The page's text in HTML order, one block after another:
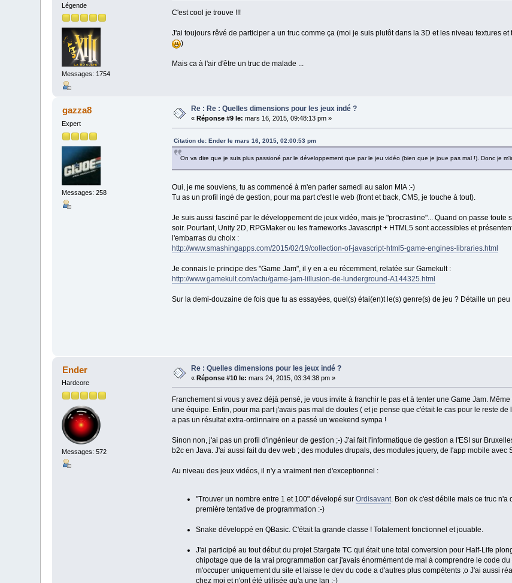
Légende
Messages: 1754
C'est cool je trouve !!!
J'ai toujours rêvé de participer a un truc comme ça (moi je suis plutôt dans la 3D et les niveau textures
)
Mais ca à l'air d'être un truc de malade ...
gazza8
Expert
Messages: 258
Re : Re : Quelles dimensions pour les jeux indé ?
« Réponse #9 le: mars 16, 2015, 09:48:13 pm »
Citation de: Ender le mars 16, 2015, 02:00:53 pm
On va dire que je suis plus passioné par le développement que par le jeu vidéo (bien que je joue pas mal !). Donc je
Oui, je me souviens, tu as commencé à m'en parler samedi au salon MIA :-)
Tu as un profil ingé de gestion, pour ma part c'est le web (front et back, CMS, je touche à tout).
Je suis aussi fasciné par le développement de jeux vidéo, mais je "procrastine"... Quand on passe
soir. Pourtant, Unity 2D, RPGMaker ou les frameworks Javascript + HTML5 sont accessibles et
l'embarras du choix :
http://www.smashingapps.com/2015/02/19/collection-of-javascript-html5-game-engines-libraries.html
Je connais le principe des "Game Jam", il y en a eu récemment, relatée sur Gamekult :
http://www.gamekult.com/actu/game-jam-lillusion-de-lunderground-A144325.html
Sur la demi-douzaine de fois que tu as essayées, quel(s) étai(en)t le(s) genre(s) de jeu ? Détaille un peu
Ender
Hardcore
Messages: 572
Re : Quelles dimensions pour les jeux indé ?
«Réponse #10 le: mars 24, 2015, 03:34:38 pm »
Franchement si vous y avez déjà pensé, je vous invite à franchir le pas et à tenter une Game Jam.
une équipe. Enfin, pour ma part j'avais pas mal de doutes ( et je pense que c'était le cas pour le reste
a pas un résultat extra-ordinnaire on a passé un weekend sympa !
Sinon non, j'ai pas un profil d'ingénieur de gestion ;-) J'ai fait l'informatique de gestion a l'ESI sur
b2c en Java. J'ai aussi fait du dev web ; des modules drupals, des modules jquery, de l'app mobile
Au niveau des jeux vidéos, il n'y a vraiment rien d'exceptionnel :
"Trouver un nombre entre 1 et 100" dévelopé sur Ordisavant. Bon ok c'est débile mais ce truc
première tentative de programmation :-)
Snake développé en QBasic. C'était la grande classe ! Totalement fonctionnel et jouable.
J'ai participé au tout début du projet Stargate TC qui était une total conversion pour Half-Life
chipotage que de la vrai programmation car j'avais énormément de mal à comprendre le code
m'occuper uniquement du site et laisse le dev du code a d'autres plus compétents ;o J'ai aussi
chez moi et n'ont été utilisée qu'a une lan ;-)